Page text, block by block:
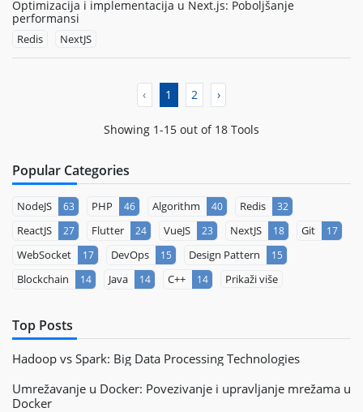
Optimizacija i implementacija u Next.js: Poboljšanje
performansi
Redis NextJS
‹ 1 2 ›
Showing 1-15 out of 18 Tools
Popular Categories
NodeJS 63 PHP 46 Algorithm 40 Redis 32
ReactJS 27 Flutter 24 VueJS 23 NextJS 18 Git 17
WebSocket 17 DevOps 15 Design Pattern 15
Blockchain 14 Java 14 C++ 14 Prikaži više
Top Posts
Hadoop vs Spark: Big Data Processing Technologies
Umrežavanje u Docker: Povezivanje i upravljanje mrežama u
Docker